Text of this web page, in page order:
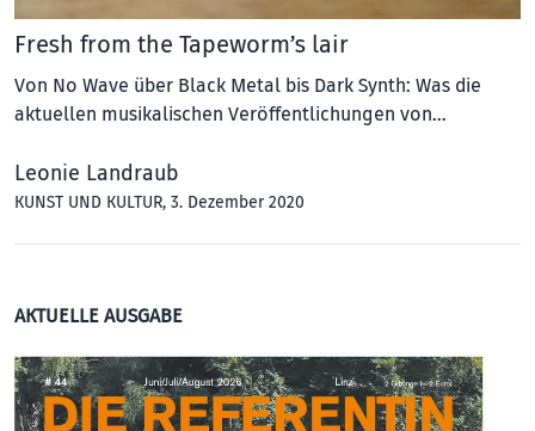
Fresh from the Tapeworm’s lair
Von No Wave über Black Metal bis Dark Synth: Was die
aktuellen musikalischen Veröffentlichungen von…
Leonie Landraub
KUNST UND KULTUR, 3. Dezember 2020
AKTUELLE AUSGABE